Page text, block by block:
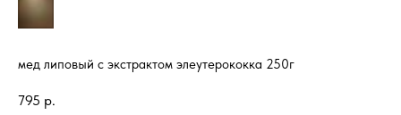
мед липовый с экстрактом элеутерококка 250г
795 р.